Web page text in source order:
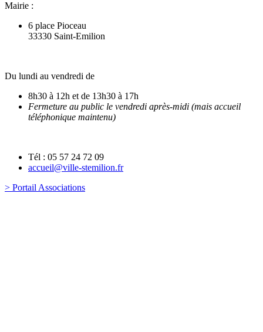
Mairie :
6 place Pioceau
33330 Saint-Emilion
Du lundi au vendredi de
8h30 à 12h et de 13h30 à 17h
Fermeture au public le vendredi après-midi (mais accueil
téléphonique maintenu)
Tél : 05 57 24 72 09
accueil@ville-stemilion.fr
> Portail Associations